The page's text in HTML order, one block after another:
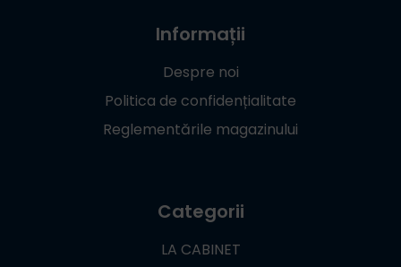
Informații
Despre noi
Politica de confidențialitate
Reglementările magazinului
Categorii
LA CABINET